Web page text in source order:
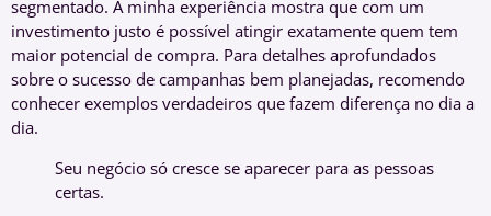
segmentado. A minha experiência mostra que com um
investimento justo é possível atingir exatamente quem tem
maior potencial de compra. Para detalhes aprofundados
sobre o sucesso de campanhas bem planejadas, recomendo
conhecer exemplos verdadeiros que fazem diferença no dia a
dia.
Seu negócio só cresce se aparecer para as pessoas
certas.